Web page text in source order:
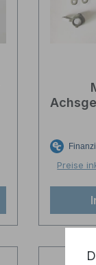
Preise